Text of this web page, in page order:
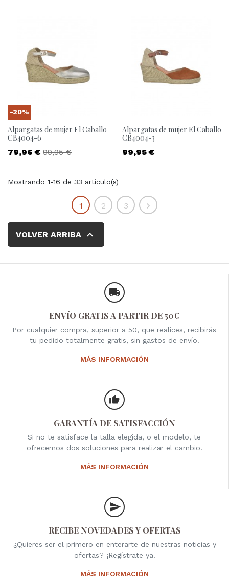
Alpargatas de mujer El Caballo
CB4004-6
Precio
79,96 € Precio base
99,95 €
-20%
Alpargatas de mujer El Caballo
CB4004-3
Precio
99,95 €
Mostrando 1-16 de 33 artículo(s)
1 2 3 Siguiente

VOLVER ARRIBA 
ENVÍO GRATIS A PARTIR DE 50€
Por cualquier compra, superior a 50, que realices, recibirás
tu pedido totalmente gratis, sin gastos de envío.
MÁS INFORMACIÓN
GARANTÍA DE SATISFACCIÓN
Si no te satisface la talla elegida, o el modelo, te
ofrecemos dos soluciones para realizar el cambio.
MÁS INFORMACIÓN
RECIBE NOVEDADES Y OFERTAS
¿Quieres ser el primero en enterarte de nuestras noticias y
ofertas? ¡Regístrate ya!
MÁS INFORMACIÓN